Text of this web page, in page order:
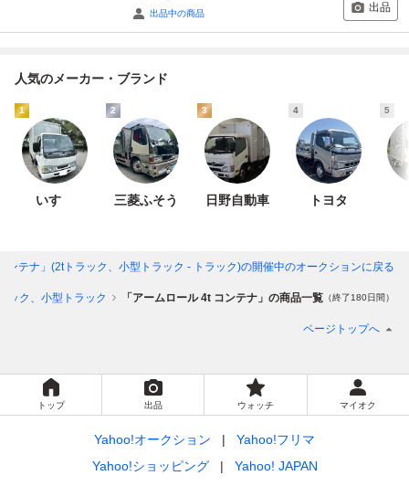
出品中の商品 出品
人気のメーカー・ブランド
1
いすゞ
2
三菱ふそう
3
日野自動車
4
トヨタ
5
ンテナ」(2tトラック、小型トラック - トラック)の開催中のオークションに戻る
ック、小型トラック 「アームロール 4t コンテナ」の商品一覧 （終了180日間）
ページトップへ
トップ 出品 ウォッチ マイオク
Yahoo!オークション
Yahoo!フリマ
Yahoo!ショッピング
Yahoo! JAPAN